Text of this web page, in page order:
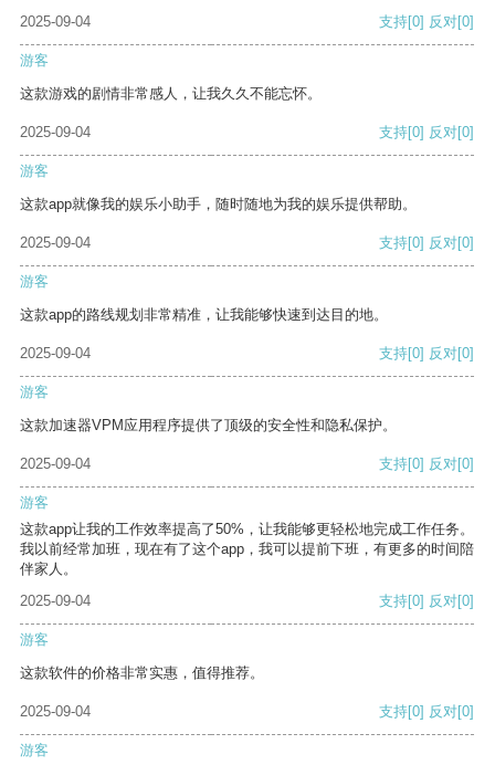
2025-09-04
支持[0] 反对[0]
游客
这款游戏的剧情非常感人，让我久久不能忘怀。
2025-09-04 支持[0] 反对[0]
游客
这款app就像我的娱乐小助手，随时随地为我的娱乐提供帮助。
2025-09-04 支持[0] 反对[0]
游客
这款app的路线规划非常精准，让我能够快速到达目的地。
2025-09-04 支持[0] 反对[0]
游客
这款加速器VPM应用程序提供了顶级的安全性和隐私保护。
2025-09-04 支持[0] 反对[0]
游客
这款app让我的工作效率提高了50%，让我能够更轻松地完成工作任务。
我以前经常加班，现在有了这个app，我可以提前下班，有更多的时间陪
伴家人。
2025-09-04
支持[0] 反对[0]
游客
这款软件的价格非常实惠，值得推荐。
2025-09-04 支持[0] 反对[0]
游客